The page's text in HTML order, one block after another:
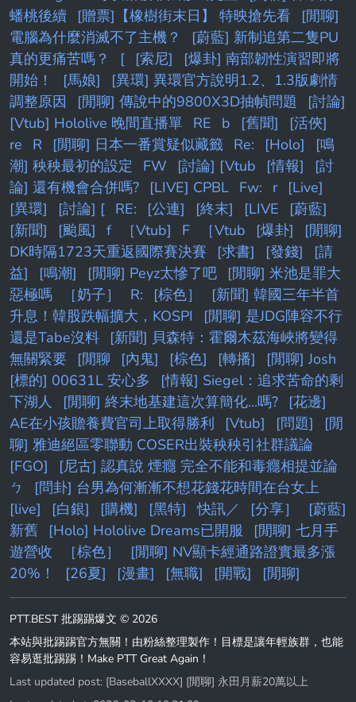
蟠桃後續
[贈票]【橡樹街末日】 特映搶先看
[閒聊]
電腦為什麼消滅不了主機？
[蔚藍] 新制追第二隻PU
真的更痛苦嗎？
[ [索尼]
[爆卦] 南部韌性演習即將
開始！
[馬娘]
[異環] 異環官方說明1.2、1.3版劇情
調整原因
[閒聊] 傳說中的9800X3D抽幀問題
[討論]
[Vtub] Hololive 晚間直播單 RE b [舊聞]
[活俠]
re
R [閒聊] 日本一番賞疑似藏籤 Re: [Holo]
[鳴
潮] 秧秧最初的設定
FW [討論] [Vtub [情報]
[討
論] 還有機會合併嗎?
[LIVE] CPBL Fw: r
[Live]
[異環]
[討論] [ RE: [公連] [終末] [LIVE
[蔚藍]
[新聞]
[颱風] f ［Vtub] F ［Vtub [爆卦]
[閒聊]
DK時隔1723天重返國際賽決賽
[求書] [發錢]
[請
益]
[鳴潮] [閒聊] Peyz太慘了吧
[閒聊] 米池是罪大
惡極嗎
［奶子］ R: [棕色］
[新聞] 韓國三年半首
升息！韓股跌幅擴大，KOSPI
[閒聊] 是JDG陣容不行
還是Tabe沒料
[新聞] 貝森特：霍爾木茲海峽將變得
無關緊要
[閒聊 [內鬼] [棕色] [轉播]
[閒聊] Josh
[標的] 00631L 安心多
[情報] Siegel：追求苦命的剩
下湖人
[閒聊] 終末地基建這次算簡化...嗎?
[花邊]
AE在小孩贍養費官司上取得勝利
[Vtub] [問題]
[閒
聊] 雅迪絕區零聯動 COSER出裝秧秧引社群議論
[FGO]
[尼古] 認真說 煙癮 完全不能和毒癮相提並論
ㄅ
[問卦] 台男為何漸漸不想花錢花時間在台女上
[live]
[白銀] [購機] [黑特] 快訊／ [分享］
[蔚藍]
新舊
[Holo] Hololive Dreams已開服
[閒聊] 七月手
遊營收
［棕色］
[閒聊] NV顯卡經通路證實最多漲
20%！
[26夏] [漫畫] [無職] [開戰] [閒聊]
PTT.BEST 批踢踢爆文 © 2026
本站與批踢踢官方無關！由粉絲整理製作！目標是讓年輕族群，也能
容易逛批踢踢！Make PTT Great Again！
Last updated post: [BaseballXXXX] [閒聊] 永田月薪20萬以上